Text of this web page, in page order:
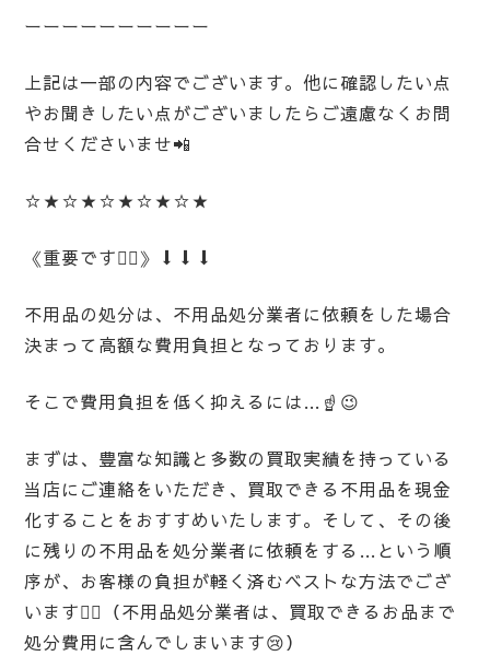
ーーーーーーーーーー
上記は一部の内容でございます。他に確認したい点
やお聞きしたい点がございましたらご遠慮なくお問
合せくださいませ📲
☆★☆★☆★☆★☆★
《重要です🙋‍♀️》⬇️⬇️⬇️
不用品の処分は、不用品処分業者に依頼をした場合
決まって高額な費用負担となっております。
そこで費用負担を低く抑えるには…☝️😉
まずは、豊富な知識と多数の買取実績を持っている
当店にご連絡をいただき、買取できる不用品を現金
化することをおすすめいたします。そして、その後
に残りの不用品を処分業者に依頼をする…という順
序が、お客様の負担が軽く済むベストな方法でござ
います💁‍♀️（不用品処分業者は、買取できるお品まで
処分費用に含んでしまいます😢）